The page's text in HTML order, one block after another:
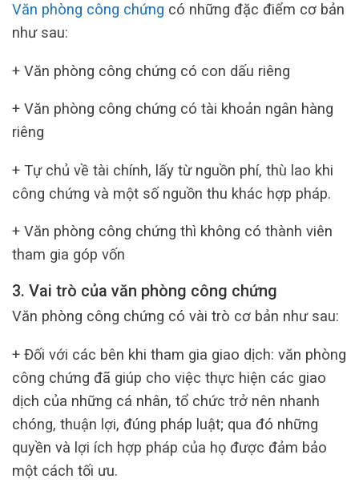
Văn phòng công chứng có những đặc điểm cơ bản
như sau:
+ Văn phòng công chứng có con dấu riêng
+ Văn phòng công chứng có tài khoản ngân hàng
riêng
+ Tự chủ về tài chính, lấy từ nguồn phí, thù lao khi
công chứng và một số nguồn thu khác hợp pháp.
+ Văn phòng công chứng thì không có thành viên
tham gia góp vốn
3. Vai trò của văn phòng công chứng
Văn phòng công chứng có vài trò cơ bản như sau:
+ Đối với các bên khi tham gia giao dịch: văn phòng
công chứng đã giúp cho việc thực hiện các giao
dịch của những cá nhân, tổ chức trở nên nhanh
chóng, thuận lợi, đúng pháp luật; qua đó những
quyền và lợi ích hợp pháp của họ được đảm bảo
một cách tối ưu.